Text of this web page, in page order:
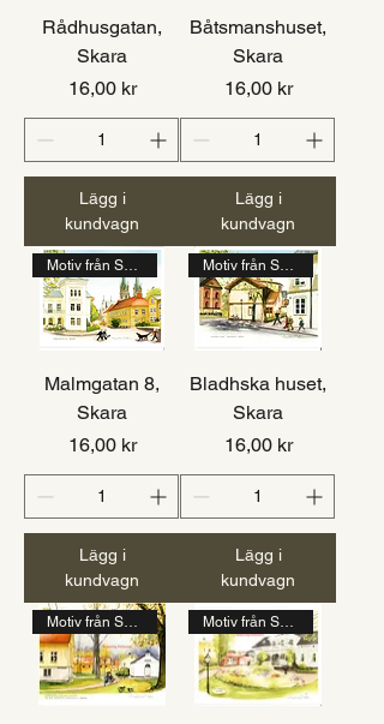
Rådhusgatan,
Skara
Pris
16,00 kr
Lägg i
kundvagn
Båtsmanshuset,
Skara
Pris
16,00 kr
Lägg i
kundvagn
Motiv från Skara
Malmgatan 8,
Skara
Pris
16,00 kr
Lägg i
kundvagn
Motiv från Skara
Bladhska huset,
Skara
Pris
16,00 kr
Lägg i
kundvagn
Motiv från Skara Motiv från Skara